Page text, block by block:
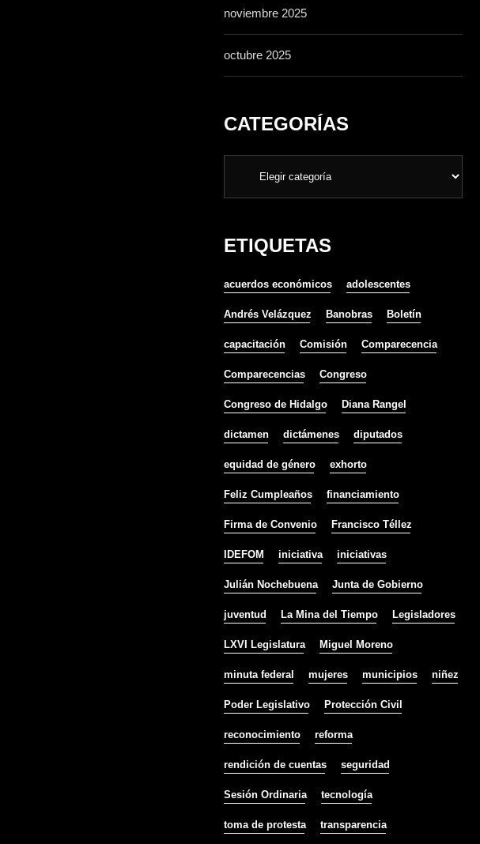
noviembre 2025
octubre 2025
CATEGORÍAS
ETIQUETAS
acuerdos económicos adolescentes
Andrés Velázquez Banobras Boletín
capacitación Comisión Comparecencia
Comparecencias Congreso
Congreso de Hidalgo Diana Rangel
dictamen dictámenes diputados
equidad de género exhorto
Feliz Cumpleaños financiamiento
Firma de Convenio Francisco Téllez
IDEFOM iniciativa iniciativas
Julián Nochebuena Junta de Gobierno
juventud La Mina del Tiempo Legisladores
LXVI Legislatura Miguel Moreno
minuta federal mujeres municipios niñez
Poder Legislativo Protección Civil
reconocimiento reforma
rendición de cuentas seguridad
Sesión Ordinaria tecnología
toma de protesta transparencia